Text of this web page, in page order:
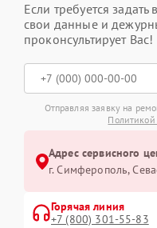
Если требуется задать
свои данные и
проконсультирует Вас!
Отправляя заявку на
Политикой
Адрес сервисного
г. Симферополь,
Горячая линия
+7 (800) 301-55-83